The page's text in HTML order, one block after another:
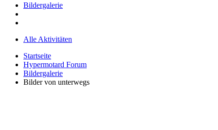
Bildergalerie
Alle Aktivitäten
Startseite
Hypermotard Forum
Bildergalerie
Bilder von unterwegs